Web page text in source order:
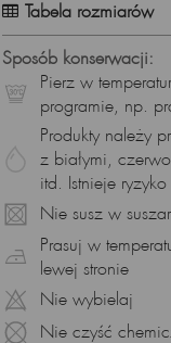
Fason: Mini,
Dekolt: Półokrągły
Ramiączka: Na
Talia: Podkreślona
Styl: Casual
Kolor: Biały
Produkcja: Polska
Minimalistyczny Krój –
Sukienka zachwyca
emanując subtelnym
Tabela rozmiarów
Sposób konserwacji:
Pierz w
programie, np.
Produkty należy
z białymi,
itd. Istnieje
Nie susz w
Prasuj w
lewej stronie
Nie wybielaj
Nie czyść